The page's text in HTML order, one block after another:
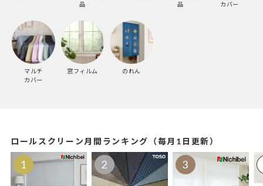
品
品
カバー
マルチ
カバー
窓フィルム のれん
ロールスクリーン月間ランキング（毎月1日更新）